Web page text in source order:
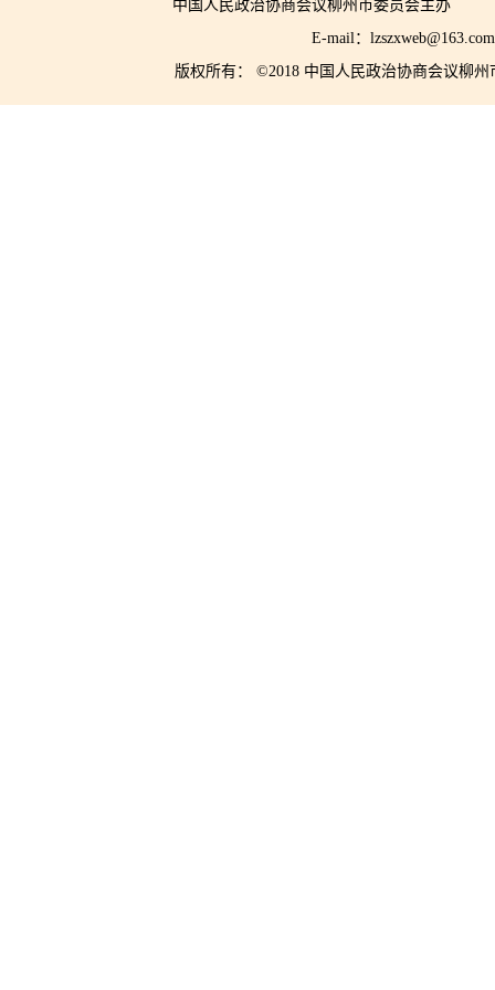
中国人民政治协商会议柳州市委员会
E-mail：
版权所有： ©2018 中国人民政治协